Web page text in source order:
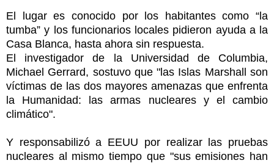
El lugar es conocido por los habitantes como “la
tumba” y los funcionarios locales pidieron ayuda a la
Casa Blanca, hasta ahora sin respuesta.
El investigador de la Universidad de Columbia,
Michael Gerrard, sostuvo que "las Islas Marshall son
víctimas de las dos mayores amenazas que enfrenta
la Humanidad: las armas nucleares y el cambio
climático".
Y responsabilizó a EEUU por realizar las pruebas
nucleares al mismo tiempo que "sus emisiones han